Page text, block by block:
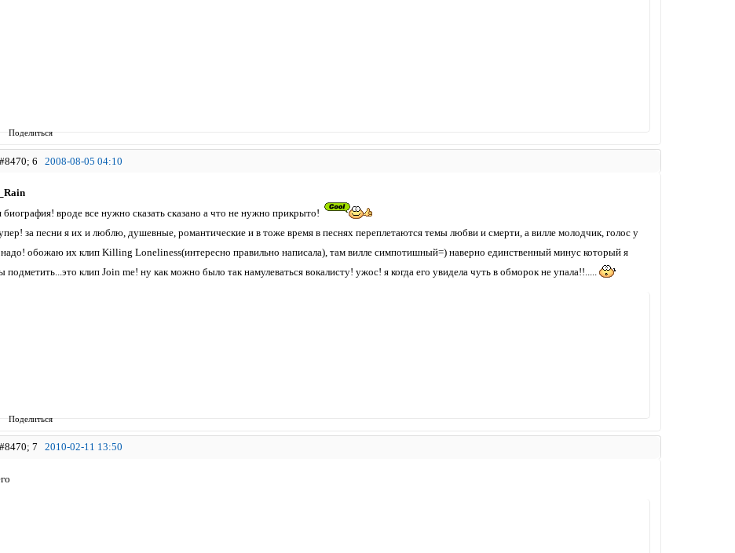
Поделиться
Поделиться
6 2008-08-05 04:10
биография! вроде все нужно сказать сказано а что не нужно прикрыто!
за песни я их и люблю, душевные, романтические и в тоже время в песнях переплетаются темы любви и смерти, а вилле молодчик, голос у
надо! обожаю их клип Killing Loneliness(интересно правильно написала), там вилле симпотишный=) наверно единственный минус который я
подметить...это клип Join me! ну как можно было так намулеваться вокалисту! ужос! я когда его увидела чуть в обморок не упала!!.....
7 2010-02-11 13:50